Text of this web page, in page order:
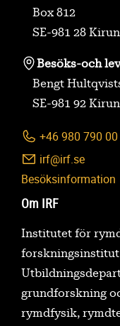
Box 812
SE-981 28
Besöks-och
Bengt
SE-981 92
+46 980 790 00
irf@irf.se
Besöksinformation
Om IRF
Institutet för
grundforskning
rymdfysik,